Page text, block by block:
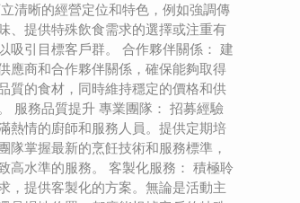
清晰的經營定位和特色，例如強調傳
、提供特殊飲食需求的選擇或注重有
吸引目標客戶群。 合作夥伴關係： 建
應商和合作夥伴關係，確保能夠取得
質的食材，同時維持穩定的價格和供
服務品質提升 專業團隊： 招募經驗
熱情的廚師和服務人員。提供定期培
隊掌握最新的烹飪技術和服務標準，
高水準的服務。 客製化服務： 積極聆
，提供客製化的方案。無論是活動主